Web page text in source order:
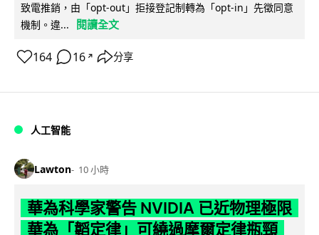
致電推銷，由「opt-out」拒接登記制轉為「opt-in」先徵同意
機制。違...
閱讀全文
164 16 ↗ 分享
人工智能
Lawton 10 小時
華為科學家警告 NVIDIA 已近物理極限
華為「韜定律」可繞過摩爾定律瓶頸